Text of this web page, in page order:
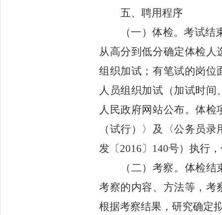
五、聘用程序
（一）体检。考试结
从高分到低分确定体检人
组织加试；有笔试的岗位
人员组织加试（加试时
人民政府网站公布。体检
（试行）
〉 及 〈公务员录
发 〔2016〕140号）执行 ，
（二） 考察。 体检结
考察的内容、方法等， 考
根据考察结果， 研究确定